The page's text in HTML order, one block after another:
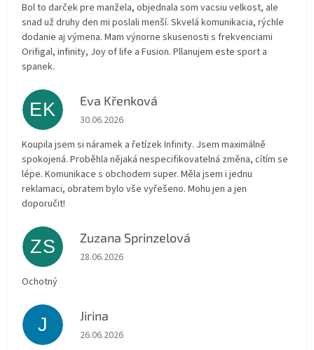
Bol to darček pre manžela, objednala som vacsiu velkost, ale
snad už druhy den mi poslali menší. Skvelá komunikacia, rýchle
dodanie aj výmena. Mam výnorne skusenosti s frekvenciami
Orifigal, infinity, Joy of life a Fusion. Pllanujem este sport a
spanek.
EK Eva Křenková
Die Shop-Bewertung beträgt 5 von 5 Sternen.
30.06.2026
Koupila jsem si náramek a řetízek Infinity. Jsem maximálně
spokojená. Proběhla nějaká nespecifikovatelná změna, cítím se
lépe. Komunikace s obchodem super. Měla jsem i jednu
reklamaci, obratem bylo vše vyřešeno. Mohu jen a jen
doporučit!
ZS Zuzana Sprinzelová
Die Shop-Bewertung beträgt 5 von 5 Sternen.
28.06.2026
Ochotný
J Jirina
Die Shop-Bewertung beträgt 5 von 5 Sternen.
26.06.2026